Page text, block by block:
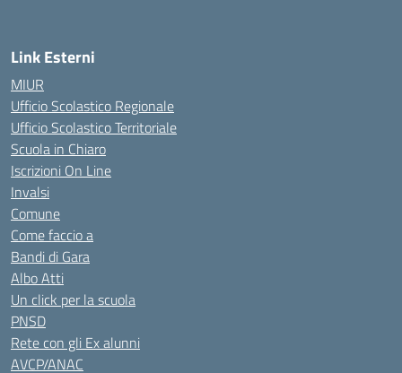
Link Esterni
MIUR
Ufficio Scolastico Regionale
Ufficio Scolastico Territoriale
Scuola in Chiaro
Iscrizioni On Line
Invalsi
Comune
Come faccio a
Bandi di Gara
Albo Atti
Un click per la scuola
PNSD
Rete con gli Ex alunni
AVCP/ANAC